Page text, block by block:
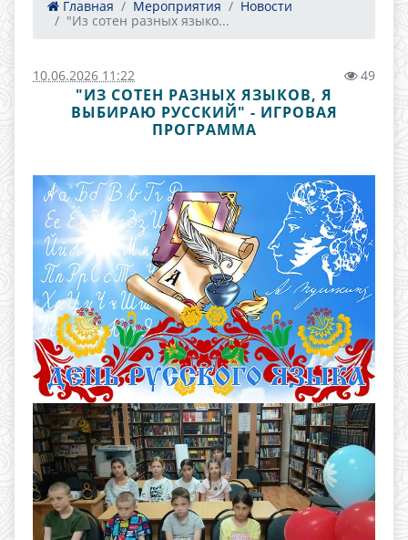
Главная Мероприятия
Новости
"Из сотен разных языко...
10.06.2026 11:22 49
"ИЗ СОТЕН РАЗНЫХ ЯЗЫКОВ, Я
ВЫБИРАЮ РУССКИЙ" - ИГРОВАЯ
ПРОГРАММА